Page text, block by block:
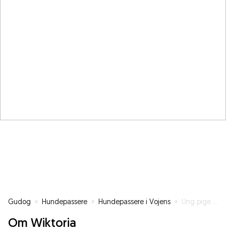
Gudog » Hundepassere » Hundepassere i Vojens » Ung pige klar til at lufte din hund
Om Wiktoria